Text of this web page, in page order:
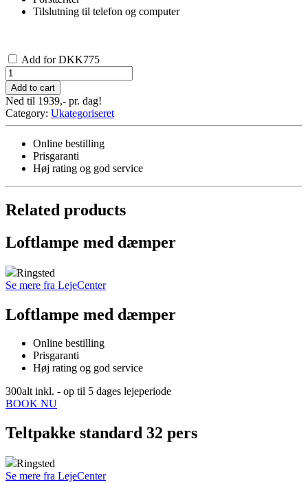
Tilslutning til telefon og computer
Add forDKK775
Teltpakke
pro
50
pers
quantity
Add to cart
Ned til 1939,- pr. dag!
Category: Ukategoriseret
Online bestilling
Prisgaranti
Høj rating og god service
Related products
Loftlampe med dæmper
Ringsted
Se mere fra LejeCenter
Loftlampe med dæmper
Online bestilling
Prisgaranti
Høj rating og god service
300alt inkl. - op til 5 dages lejeperiode
BOOK NU
Teltpakke standard 32 pers
Ringsted
Se mere fra LejeCenter